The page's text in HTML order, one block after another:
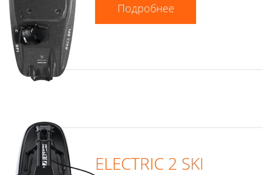
Подробнее
ELECTRIC 2 SKI